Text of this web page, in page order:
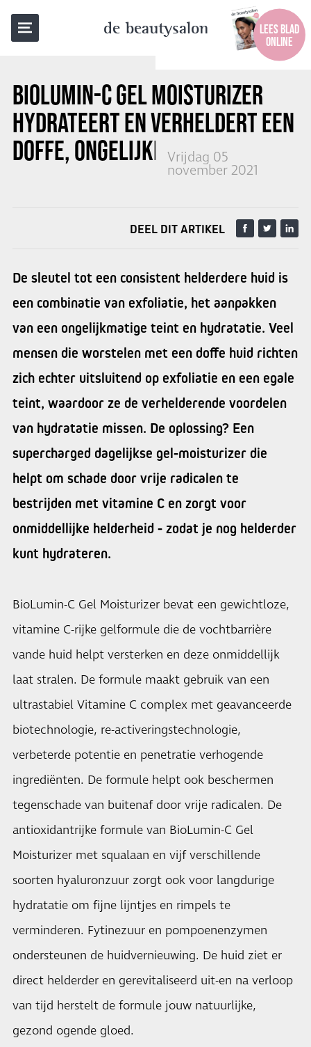
de beautysalon
LEES BLAD
ONLINE
BIOLUMIN-C GEL MOISTURIZER
HYDRATEERT EN VERHELDERT EEN
DOFFE, ONGELIJKMATIGE HUID
Vrijdag 05
november 2021
TERUG NAAR OVERZICHT
DEEL DIT ARTIKEL
De sleutel tot een consistent helderdere huid is
een combinatie van exfoliatie, het aanpakken
van een ongelijkmatige teint en hydratatie. Veel
mensen die worstelen met een doffe huid richten
zich echter uitsluitend op exfoliatie en een egale
teint, waardoor ze de verhelderende voordelen
van hydratatie missen. De oplossing? Een
supercharged dagelijkse gel-moisturizer die
helpt om schade door vrije radicalen te
bestrijden met vitamine C en zorgt voor
onmiddellijke helderheid - zodat je nog helderder
kunt hydrateren.
BioLumin-C Gel Moisturizer bevat een gewichtloze,
vitamine C-rijke gelformule die de vochtbarrière
vande huid helpt versterken en deze onmiddellijk
laat stralen. De formule maakt gebruik van een
ultrastabiel Vitamine C complex met geavanceerde
biotechnologie, re-activeringstechnologie,
verbeterde potentie en penetratie verhogende
ingrediënten. De formule helpt ook beschermen
tegenschade van buitenaf door vrije radicalen. De
antioxidantrijke formule van BioLumin-C Gel
Moisturizer met squalaan en vijf verschillende
soorten hyaluronzuur zorgt ook voor langdurige
hydratatie om fijne lijntjes en rimpels te
verminderen. Fytinezuur en pompoenenzymen
ondersteunen de huidvernieuwing. De huid ziet er
direct helderder en gerevitaliseerd uit-en na verloop
van tijd herstelt de formule jouw natuurlijke,
gezond ogende gloed.